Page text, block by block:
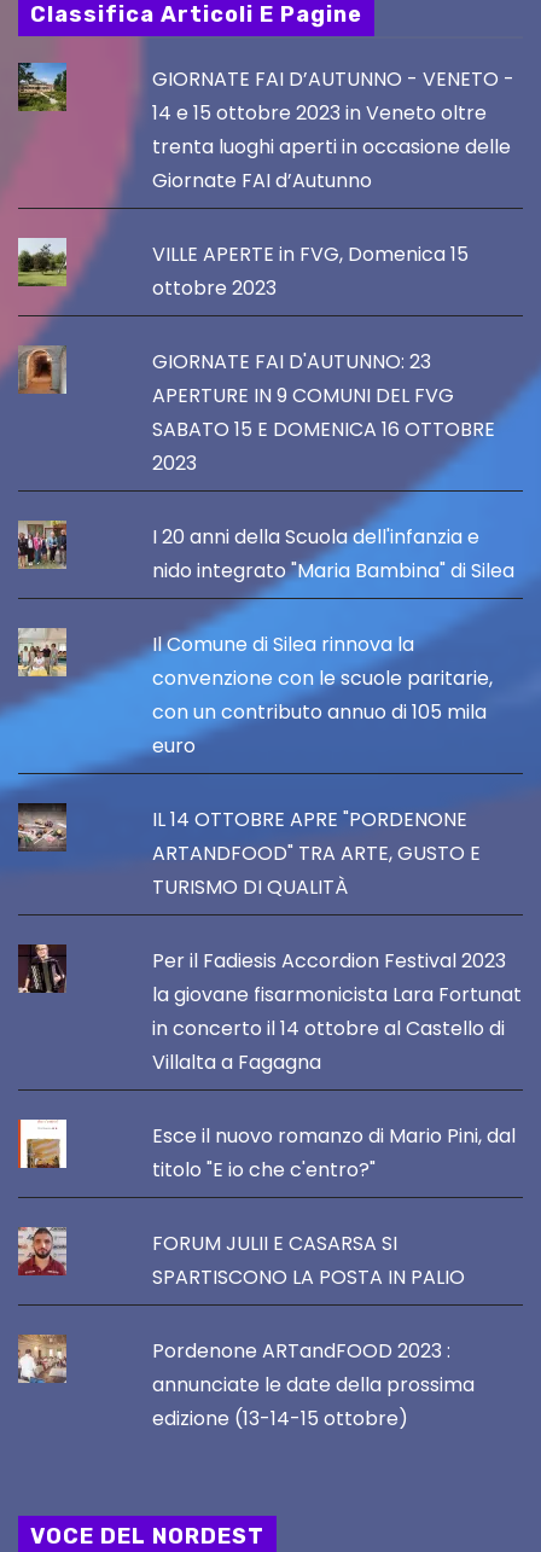
Classifica Articoli E Pagine
GIORNATE FAI D’AUTUNNO - VENETO -
14 e 15 ottobre 2023 in Veneto oltre
trenta luoghi aperti in occasione delle
Giornate FAI d’Autunno
VILLE APERTE in FVG, Domenica 15
ottobre 2023
GIORNATE FAI D'AUTUNNO: 23
APERTURE IN 9 COMUNI DEL FVG
SABATO 15 E DOMENICA 16 OTTOBRE
2023
I 20 anni della Scuola dell'infanzia e
nido integrato "Maria Bambina" di Silea
Il Comune di Silea rinnova la
convenzione con le scuole paritarie,
con un contributo annuo di 105 mila
euro
IL 14 OTTOBRE APRE "PORDENONE
ARTANDFOOD" TRA ARTE, GUSTO E
TURISMO DI QUALITÀ
Per il Fadiesis Accordion Festival 2023
la giovane fisarmonicista Lara Fortunat
in concerto il 14 ottobre al Castello di
Villalta a Fagagna
Esce il nuovo romanzo di Mario Pini, dal
titolo "E io che c'entro?"
FORUM JULII E CASARSA SI
SPARTISCONO LA POSTA IN PALIO
Pordenone ARTandFOOD 2023 :
annunciate le date della prossima
edizione (13-14-15 ottobre)
VOCE DEL NORDEST